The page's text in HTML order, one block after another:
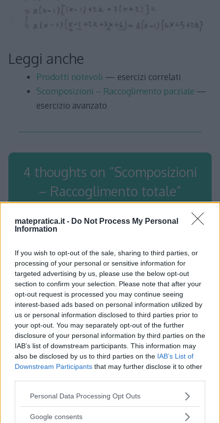
matepratica.it - Do Not Process My Personal
Information
If you wish to opt-out of the sale, sharing to third parties, or
processing of your personal or sensitive information for
targeted advertising by us, please use the below opt-out
section to confirm your selection. Please note that after your
opt-out request is processed you may continue seeing
interest-based ads based on personal information utilized by
us or personal information disclosed to third parties prior to
your opt-out. You may separately opt-out of the further
disclosure of your personal information by third parties on the
IAB’s list of downstream participants. This information may
also be disclosed by us to third parties on the IAB’s List of
Downstream Participants that may further disclose it to other
Please note that this website/app uses one or more Google
not limited to your visit or usage behaviour. You may click to
Personal Data Processing Opt Outs
Google consents
Leggi anche
Prodotti notevoli — esercizi correlati
Scomposizioni – Raccoglimento parziale —
esercizio avanzato
4 thoughts on “Scomposizioni
– Raccoglimento totale”
9 Maggio 2018 alle 23:17
grazie comunque l’ultima è a*(x-1)
(4x+7)
Rispondi
Matteo De Benedettiha detto:
24 Agosto 2014 alle 18:21